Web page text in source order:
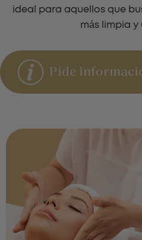
ideal para aquellos que
más limpia y
Pide